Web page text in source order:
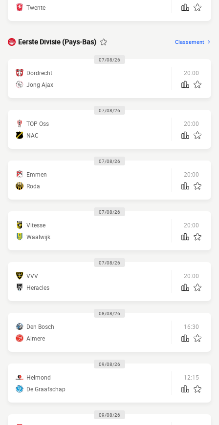
Twente
Eerste Divisie (Pays-Bas) Classement
07/08/26
Dordrecht
Jong Ajax
20:00
07/08/26
TOP Oss
NAC
20:00
07/08/26
Emmen
Roda
20:00
07/08/26
Vitesse
Waalwijk
20:00
07/08/26
VVV
Heracles
20:00
08/08/26
Den Bosch
Almere
16:30
09/08/26
Helmond
De Graafschap
12:15
09/08/26